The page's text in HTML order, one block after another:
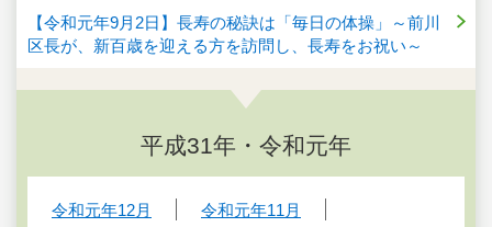
【令和元年9月2日】長寿の秘訣は「毎日の体操」～前川
区長が、新百歳を迎える方を訪問し、長寿をお祝い～
平成31年・令和元年
令和元年12月
令和元年11月